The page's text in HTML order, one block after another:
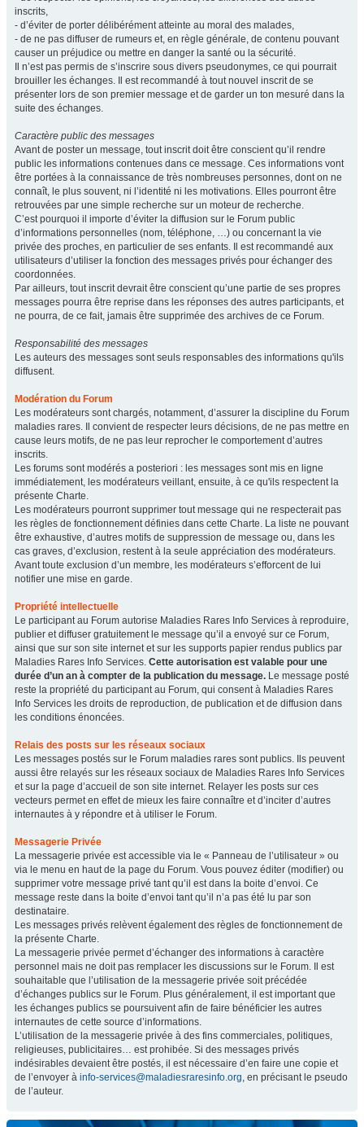
inscrits,
- d’éviter de porter délibérément atteinte au moral des malades,
- de ne pas diffuser de rumeurs et, en règle générale, de contenu pouvant
causer un préjudice ou mettre en danger la santé ou la sécurité.
Il n’est pas permis de s’inscrire sous divers pseudonymes, ce qui pourrait
brouiller les échanges. Il est recommandé à tout nouvel inscrit de se
présenter lors de son premier message et de garder un ton mesuré dans la
suite des échanges.
Caractère public des messages
Avant de poster un message, tout inscrit doit être conscient qu’il rendre
public les informations contenues dans ce message. Ces informations vont
être portées à la connaissance de très nombreuses personnes, dont on ne
connaît, le plus souvent, ni l’identité ni les motivations. Elles pourront être
retrouvées par une simple recherche sur un moteur de recherche.
C’est pourquoi il importe d’éviter la diffusion sur le Forum public
d’informations personnelles (nom, téléphone, …) ou concernant la vie
privée des proches, en particulier de ses enfants. Il est recommandé aux
utilisateurs d’utiliser la fonction des messages privés pour échanger des
coordonnées.
Par ailleurs, tout inscrit devrait être conscient qu’une partie de ses propres
messages pourra être reprise dans les réponses des autres participants, et
ne pourra, de ce fait, jamais être supprimée des archives de ce Forum.
Responsabilité des messages
Les auteurs des messages sont seuls responsables des informations qu'ils
diffusent.
Modération du Forum
Les modérateurs sont chargés, notamment, d’assurer la discipline du Forum
maladies rares. Il convient de respecter leurs décisions, de ne pas mettre en
cause leurs motifs, de ne pas leur reprocher le comportement d’autres
inscrits.
Les forums sont modérés a posteriori : les messages sont mis en ligne
immédiatement, les modérateurs veillant, ensuite, à ce qu'ils respectent la
présente Charte.
Les modérateurs pourront supprimer tout message qui ne respecterait pas
les règles de fonctionnement définies dans cette Charte. La liste ne pouvant
être exhaustive, d’autres motifs de suppression de message ou, dans les
cas graves, d’exclusion, restent à la seule appréciation des modérateurs.
Avant toute exclusion d’un membre, les modérateurs s’efforcent de lui
notifier une mise en garde.
Propriété intellectuelle
Le participant au Forum autorise Maladies Rares Info Services à reproduire,
publier et diffuser gratuitement le message qu’il a envoyé sur ce Forum,
ainsi que sur son site internet et sur les supports papier rendus publics par
Maladies Rares Info Services. Cette autorisation est valable pour une
durée d’un an à compter de la publication du message. Le message posté
reste la propriété du participant au Forum, qui consent à Maladies Rares
Info Services les droits de reproduction, de publication et de diffusion dans
les conditions énoncées.
Relais des posts sur les réseaux sociaux
Les messages postés sur le Forum maladies rares sont publics. Ils peuvent
aussi être relayés sur les réseaux sociaux de Maladies Rares Info Services
et sur la page d’accueil de son site internet. Relayer les posts sur ces
vecteurs permet en effet de mieux les faire connaître et d’inciter d’autres
internautes à y répondre et à utiliser le Forum.
Messagerie Privée
La messagerie privée est accessible via le « Panneau de l’utilisateur » ou
via le menu en haut de la page du Forum. Vous pouvez éditer (modifier) ou
supprimer votre message privé tant qu’il est dans la boite d’envoi. Ce
message reste dans la boite d’envoi tant qu’il n’a pas été lu par son
destinataire.
Les messages privés relèvent également des règles de fonctionnement de
la présente Charte.
La messagerie privée permet d’échanger des informations à caractère
personnel mais ne doit pas remplacer les discussions sur le Forum. Il est
souhaitable que l’utilisation de la messagerie privée soit précédée
d’échanges publics sur le Forum. Plus généralement, il est important que
les échanges publics se poursuivent afin de faire bénéficier les autres
internautes de cette source d’informations.
L’utilisation de la messagerie privée à des fins commerciales, politiques,
religieuses, publicitaires… est prohibée. Si des messages privés
indésirables devaient être postés, il est nécessaire d’en faire une copie et
de l’envoyer à info-services@maladiesraresinfo.org, en précisant le pseudo
de l’auteur.